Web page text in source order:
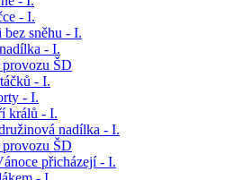
- I.
bez sněhu - I.
- I.
provozu ŠD
- I.
- I.
králů - I.
nadílka - I.
provozu ŠD
přicházejí - I.